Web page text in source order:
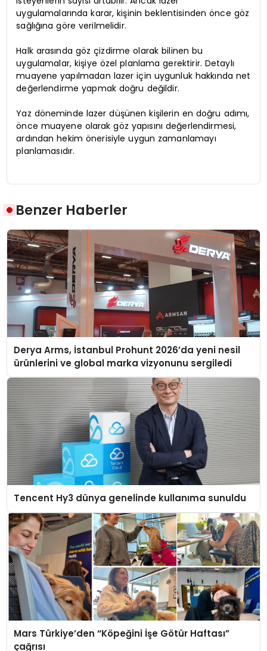
uygulamalarında karar, kişinin beklentisinden önce göz
sağlığına göre verilmelidir.
Halk arasında göz çizdirme olarak bilinen bu
uygulamalar, kişiye özel planlama gerektirir. Detaylı
muayene yapılmadan lazer için uygunluk hakkında net
değerlendirme yapmak doğru değildir.
Yaz döneminde lazer düşünen kişilerin en doğru adımı,
önce muayene olarak göz yapısını değerlendirmesi,
ardından hekim önerisiyle uygun zamanlamayı
planlamasıdır.
Benzer Haberler
Derya Arms, İstanbul Prohunt 2026’da yeni nesil
ürünlerini ve global marka vizyonunu sergiledi
Tencent Hy3 dünya genelinde kullanıma sunuldu
Mars Türkiye’den “Köpeğini İşe Götür Haftası”
çağrısı